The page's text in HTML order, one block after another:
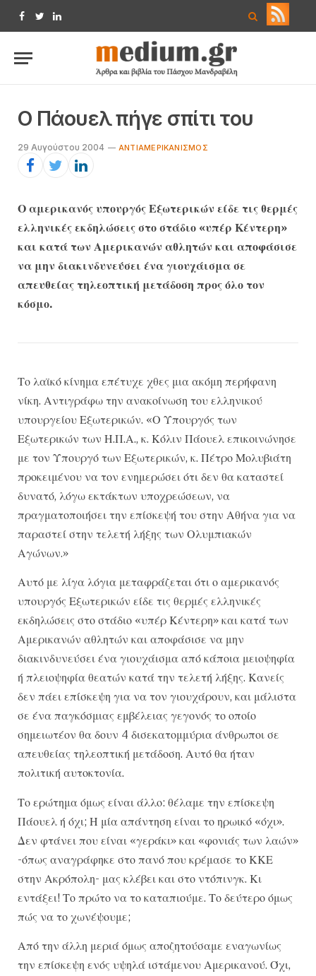
Facebook
TwitterLinkedIn
Ο Πάουελ πήγε σπίτι του
29 Αυγούστου 2004 ΑΝΤΙΑΜΕΡΙΚΑΝΙΣΜΌΣ
Ο αμερικανός υπουργός Εξωτερικών είδε τις θερμές
ελληνικές εκδηλώσεις στο στάδιο «υπέρ Κέντερη»
και κατά των Αμερικανών αθλητών και αποφάσισε
να μην διακινδυνεύσει ένα γιουχάισμα σε
απευθείας τηλεοπτική μετάδοση προς όλο τον
κόσμο.
Το λαϊκό κίνημα επέτυχε χθες μια ακόμη περήφανη
νίκη. Αντιγράφω την ανακοίνωση του ελληνικού
υπουργείου Εξωτερικών. «Ο Υπουργός των
Εξωτερικών των Η.Π.Α., κ. Κόλιν Πάουελ επικοινώνησε
με τον Υπουργό των Εξωτερικών, κ. Πέτρο Μολυβιάτη
προκειμένου να τον ενημερώσει ότι δεν θα καταστεί
δυνατό, λόγω εκτάκτων υποχρεώσεων, να
πραγματοποιήσει την επίσκεψή του στην Αθήνα για να
παραστεί στην τελετή λήξης των Ολυμπιακών
Αγώνων.»
Αυτό με λίγα λόγια μεταφράζεται ότι ο αμερικανός
υπουργός Εξωτερικών είδε τις θερμές ελληνικές
εκδηλώσεις στο στάδιο «υπέρ Κέντερη» και κατά των
Αμερικανών αθλητών και αποφάσισε να μην
διακινδυνεύσει ένα γιουχάισμα από κάποια μειοψηφία
ή πλειοψηφία θεατών κατά την τελετή λήξης. Κανείς
δεν πάει επίσκεψη για να τον γιουχάρουν, και μάλιστα
σε ένα παγκόσμιας εμβέλειας γεγονός το οποίο
σημειωτέον θα δουν 4 δισεκατομμύρια άνθρωποι σε
απευθείας τηλεοπτική μετάδοση. Αυτό θα ήταν
πολιτική αυτοκτονία.
Το ερώτημα όμως είναι άλλο: θέλαμε την επίσκεψη
Πάουελ ή όχι; Η μία απάντηση είναι το ηρωικό «όχι».
Δεν φτάνει που είναι «γεράκι» και «φονιάς των λαών»
-όπως αναγράφηκε στο πανό που κρέμασε το ΚΚΕ
στην Ακρόπολη- μας κλέβει και στο ντόπινγκ. Κι
εντάξει! Το πρώτο να το καταπιούμε. Το δεύτερο όμως
πώς να το χωνέψουμε;
Από την άλλη μεριά όμως αποζητούσαμε εναγωνίως
την επίσκεψη ενός υψηλά ιστάμενου Αμερικανού. Όχι,